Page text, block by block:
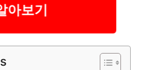
아보기